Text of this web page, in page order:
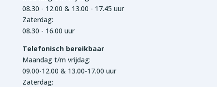
08.30 - 12.00 & 13.00 - 17.45 uur
Zaterdag:
08.30 - 16.00 uur
Telefonisch bereikbaar
Maandag t/m vrijdag:
09.00-12.00 & 13.00-17.00 uur
Zaterdag: